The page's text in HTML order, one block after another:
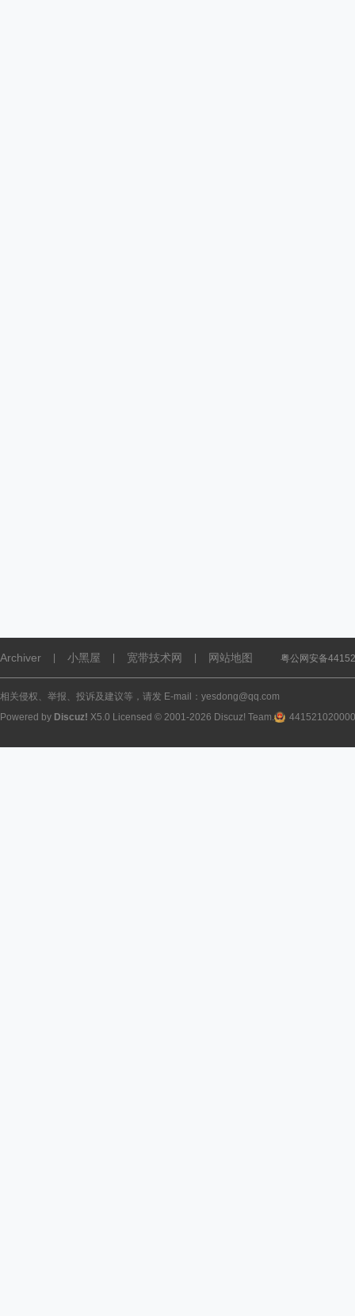
Archiver 小黑屋 宽带技术网 网站地图 粤公网安备
相关侵权、举报、投诉及建议等，请发 E-mail：yesdong@qq.com
Powered by Discuz! X5.0 Licensed © 2001-2026 Discuz! Team.